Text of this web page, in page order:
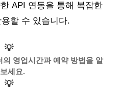
API 연동을 통해 복잡한
할 수 있습니다.
💡
영업시간과 예약 방법을 알
세요.
💡